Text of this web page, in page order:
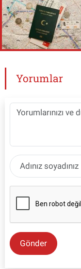
Yorumlar
Gönder